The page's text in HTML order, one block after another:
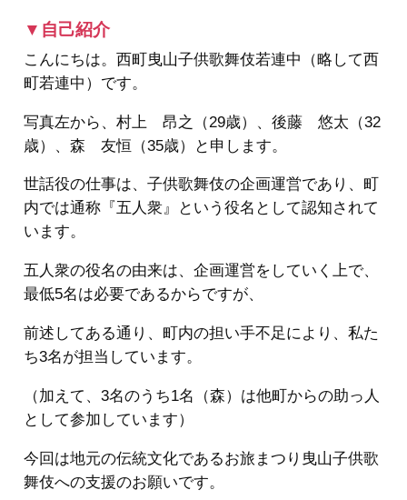
▼自己紹介
こんにちは。西町曳山子供歌舞伎若連中（略して西
町若連中）です。
写真左から、村上 昂之（29歳）、後藤 悠太（32
歳）、森 友恒（35歳）と申します。
世話役の仕事は、子供歌舞伎の企画運営であり、町
内では通称『五人衆』という役名として認知されて
います。
五人衆の役名の由来は、企画運営をしていく上で、
最低5名は必要であるからですが、
前述してある通り、町内の担い手不足により、私た
ち3名が担当しています。
（加えて、3名のうち1名（森）は他町からの助っ人
として参加しています）
今回は地元の伝統文化であるお旅まつり曳山子供歌
舞伎への支援のお願いです。